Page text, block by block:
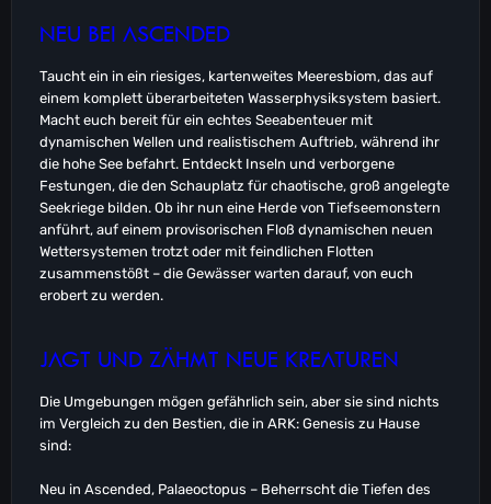
NEU BEI ASCENDED
Taucht ein in ein riesiges, kartenweites Meeresbiom, das auf
einem komplett überarbeiteten Wasserphysiksystem basiert.
Macht euch bereit für ein echtes Seeabenteuer mit
dynamischen Wellen und realistischem Auftrieb, während ihr
die hohe See befahrt. Entdeckt Inseln und verborgene
Festungen, die den Schauplatz für chaotische, groß angelegte
Seekriege bilden. Ob ihr nun eine Herde von Tiefseemonstern
anführt, auf einem provisorischen Floß dynamischen neuen
Wettersystemen trotzt oder mit feindlichen Flotten
zusammenstößt – die Gewässer warten darauf, von euch
erobert zu werden.
JAGT UND ZÄHMT NEUE KREATUREN
Die Umgebungen mögen gefährlich sein, aber sie sind nichts
im Vergleich zu den Bestien, die in ARK: Genesis zu Hause
sind:
Neu in Ascended, Palaeoctopus – Beherrscht die Tiefen des